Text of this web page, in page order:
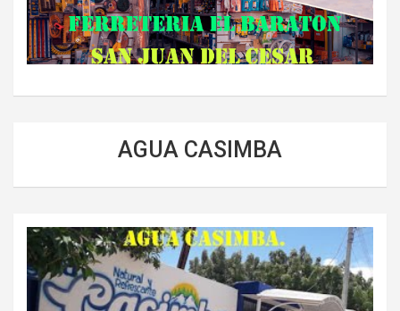
AGUA CASIMBA